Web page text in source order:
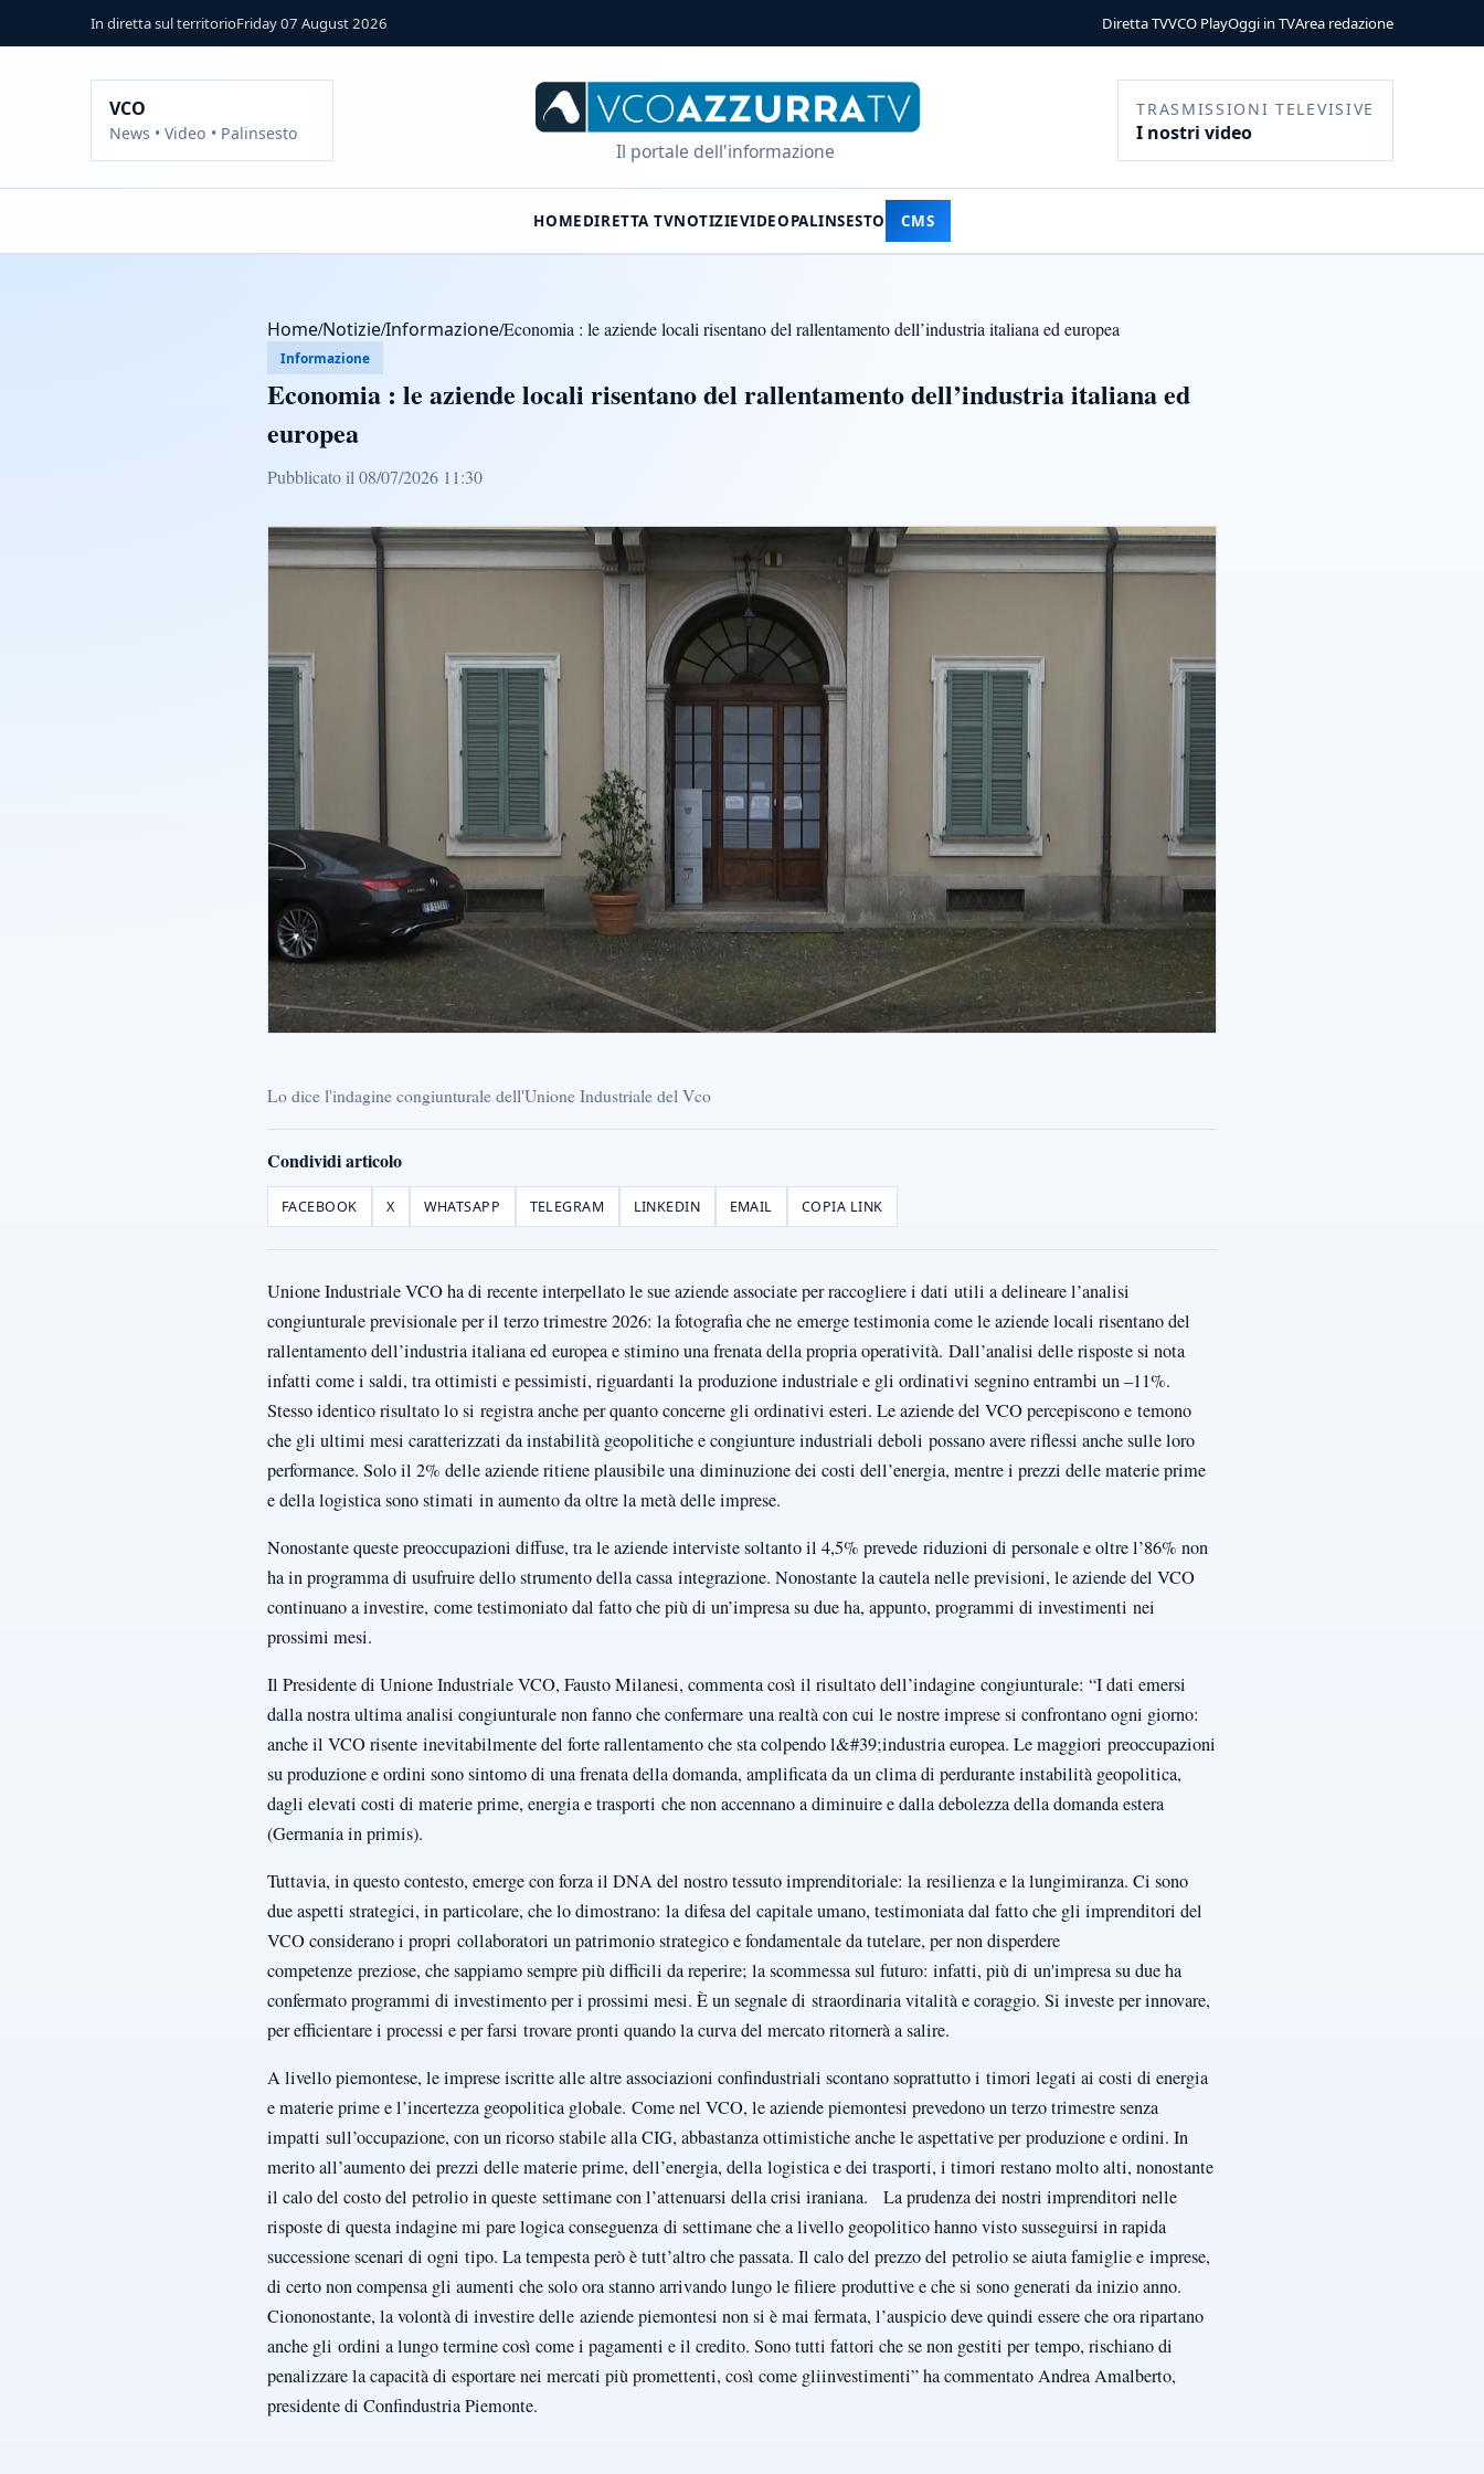
In diretta sul territorioFriday 07 August 2026 Diretta TVVCO PlayOggi in TVArea redazione
VCO
News • Video • Palinsesto
Il portale dell'informazione
TRASMISSIONI TELEVISIVE
I nostri video
HOMEDIRETTA TVNOTIZIEVIDEOPALINSESTO CMS
Home/Notizie/Informazione/Economia : le aziende locali risentano del rallentamento dell’industria italiana ed europea
Informazione
Economia : le aziende locali risentano del rallentamento dell’industria italiana ed
europea
Pubblicato il 08/07/2026 11:30
Lo dice l'indagine congiunturale dell'Unione Industriale del Vco
Condividi articolo
FACEBOOK X WHATSAPP TELEGRAM LINKEDIN EMAIL COPIA LINK
Unione Industriale VCO ha di recente interpellato le sue aziende associate per raccogliere i dati utili a delineare l’analisi
congiunturale previsionale per il terzo trimestre 2026: la fotografia che ne emerge testimonia come le aziende locali risentano del
rallentamento dell’industria italiana ed europea e stimino una frenata della propria operatività. Dall’analisi delle risposte si nota
infatti come i saldi, tra ottimisti e pessimisti, riguardanti la produzione industriale e gli ordinativi segnino entrambi un –11%.
Stesso identico risultato lo si registra anche per quanto concerne gli ordinativi esteri. Le aziende del VCO percepiscono e temono
che gli ultimi mesi caratterizzati da instabilità geopolitiche e congiunture industriali deboli possano avere riflessi anche sulle loro
performance. Solo il 2% delle aziende ritiene plausibile una diminuzione dei costi dell’energia, mentre i prezzi delle materie prime
e della logistica sono stimati in aumento da oltre la metà delle imprese.
Nonostante queste preoccupazioni diffuse, tra le aziende interviste soltanto il 4,5% prevede riduzioni di personale e oltre l’86% non
ha in programma di usufruire dello strumento della cassa integrazione. Nonostante la cautela nelle previsioni, le aziende del VCO
continuano a investire, come testimoniato dal fatto che più di un’impresa su due ha, appunto, programmi di investimenti nei
prossimi mesi.
Il Presidente di Unione Industriale VCO, Fausto Milanesi, commenta così il risultato dell’indagine congiunturale: “I dati emersi
dalla nostra ultima analisi congiunturale non fanno che confermare una realtà con cui le nostre imprese si confrontano ogni giorno:
anche il VCO risente inevitabilmente del forte rallentamento che sta colpendo l&#39;industria europea. Le maggiori preoccupazioni
su produzione e ordini sono sintomo di una frenata della domanda, amplificata da un clima di perdurante instabilità geopolitica,
dagli elevati costi di materie prime, energia e trasporti che non accennano a diminuire e dalla debolezza della domanda estera
(Germania in primis).
Tuttavia, in questo contesto, emerge con forza il DNA del nostro tessuto imprenditoriale: la resilienza e la lungimiranza. Ci sono
due aspetti strategici, in particolare, che lo dimostrano: la difesa del capitale umano, testimoniata dal fatto che gli imprenditori del
VCO considerano i propri collaboratori un patrimonio strategico e fondamentale da tutelare, per non disperdere
competenze preziose, che sappiamo sempre più difficili da reperire; la scommessa sul futuro: infatti, più di un'impresa su due ha
confermato programmi di investimento per i prossimi mesi. È un segnale di straordinaria vitalità e coraggio. Si investe per innovare,
per efficientare i processi e per farsi trovare pronti quando la curva del mercato ritornerà a salire.
A livello piemontese, le imprese iscritte alle altre associazioni confindustriali scontano soprattutto i timori legati ai costi di energia
e materie prime e l’incertezza geopolitica globale. Come nel VCO, le aziende piemontesi prevedono un terzo trimestre senza
impatti sull’occupazione, con un ricorso stabile alla CIG, abbastanza ottimistiche anche le aspettative per produzione e ordini. In
merito all’aumento dei prezzi delle materie prime, dell’energia, della logistica e dei trasporti, i timori restano molto alti, nonostante
il calo del costo del petrolio in queste settimane con l’attenuarsi della crisi iraniana. La prudenza dei nostri imprenditori nelle
risposte di questa indagine mi pare logica conseguenza di settimane che a livello geopolitico hanno visto susseguirsi in rapida
successione scenari di ogni tipo. La tempesta però è tutt’altro che passata. Il calo del prezzo del petrolio se aiuta famiglie e imprese,
di certo non compensa gli aumenti che solo ora stanno arrivando lungo le filiere produttive e che si sono generati da inizio anno.
Ciononostante, la volontà di investire delle aziende piemontesi non si è mai fermata, l’auspicio deve quindi essere che ora ripartano
anche gli ordini a lungo termine così come i pagamenti e il credito. Sono tutti fattori che se non gestiti per tempo, rischiano di
penalizzare la capacità di esportare nei mercati più promettenti, così come gliinvestimenti” ha commentato Andrea Amalberto,
presidente di Confindustria Piemonte.